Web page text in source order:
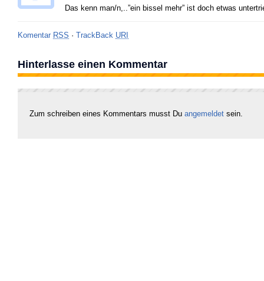
Das kenn man/n,..”ein bissel mehr” ist doch etwas
Komentar RSS · TrackBack URI
Hinterlasse einen Kommentar
Zum schreiben eines Kommentars musst Du angemeldet sein.